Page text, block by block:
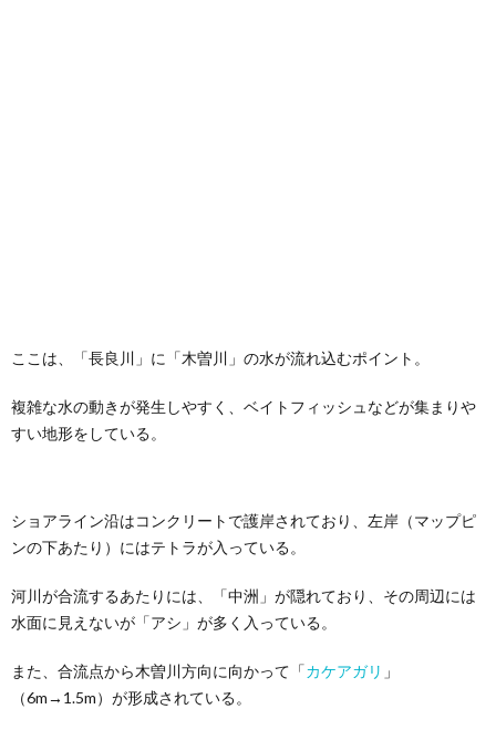
ここは、「長良川」に「木曽川」の水が流れ込むポイント。
複雑な水の動きが発生しやすく、ベイトフィッシュなどが集まりや
すい地形をしている。
ショアライン沿はコンクリートで護岸されており、左岸（マップピ
ンの下あたり）にはテトラが入っている。
河川が合流するあたりには、「中洲」が隠れており、その周辺には
水面に見えないが「アシ」が多く入っている。
また、合流点から木曽川方向に向かって「カケアガリ 」
（6m→1.5m）が形成されている。